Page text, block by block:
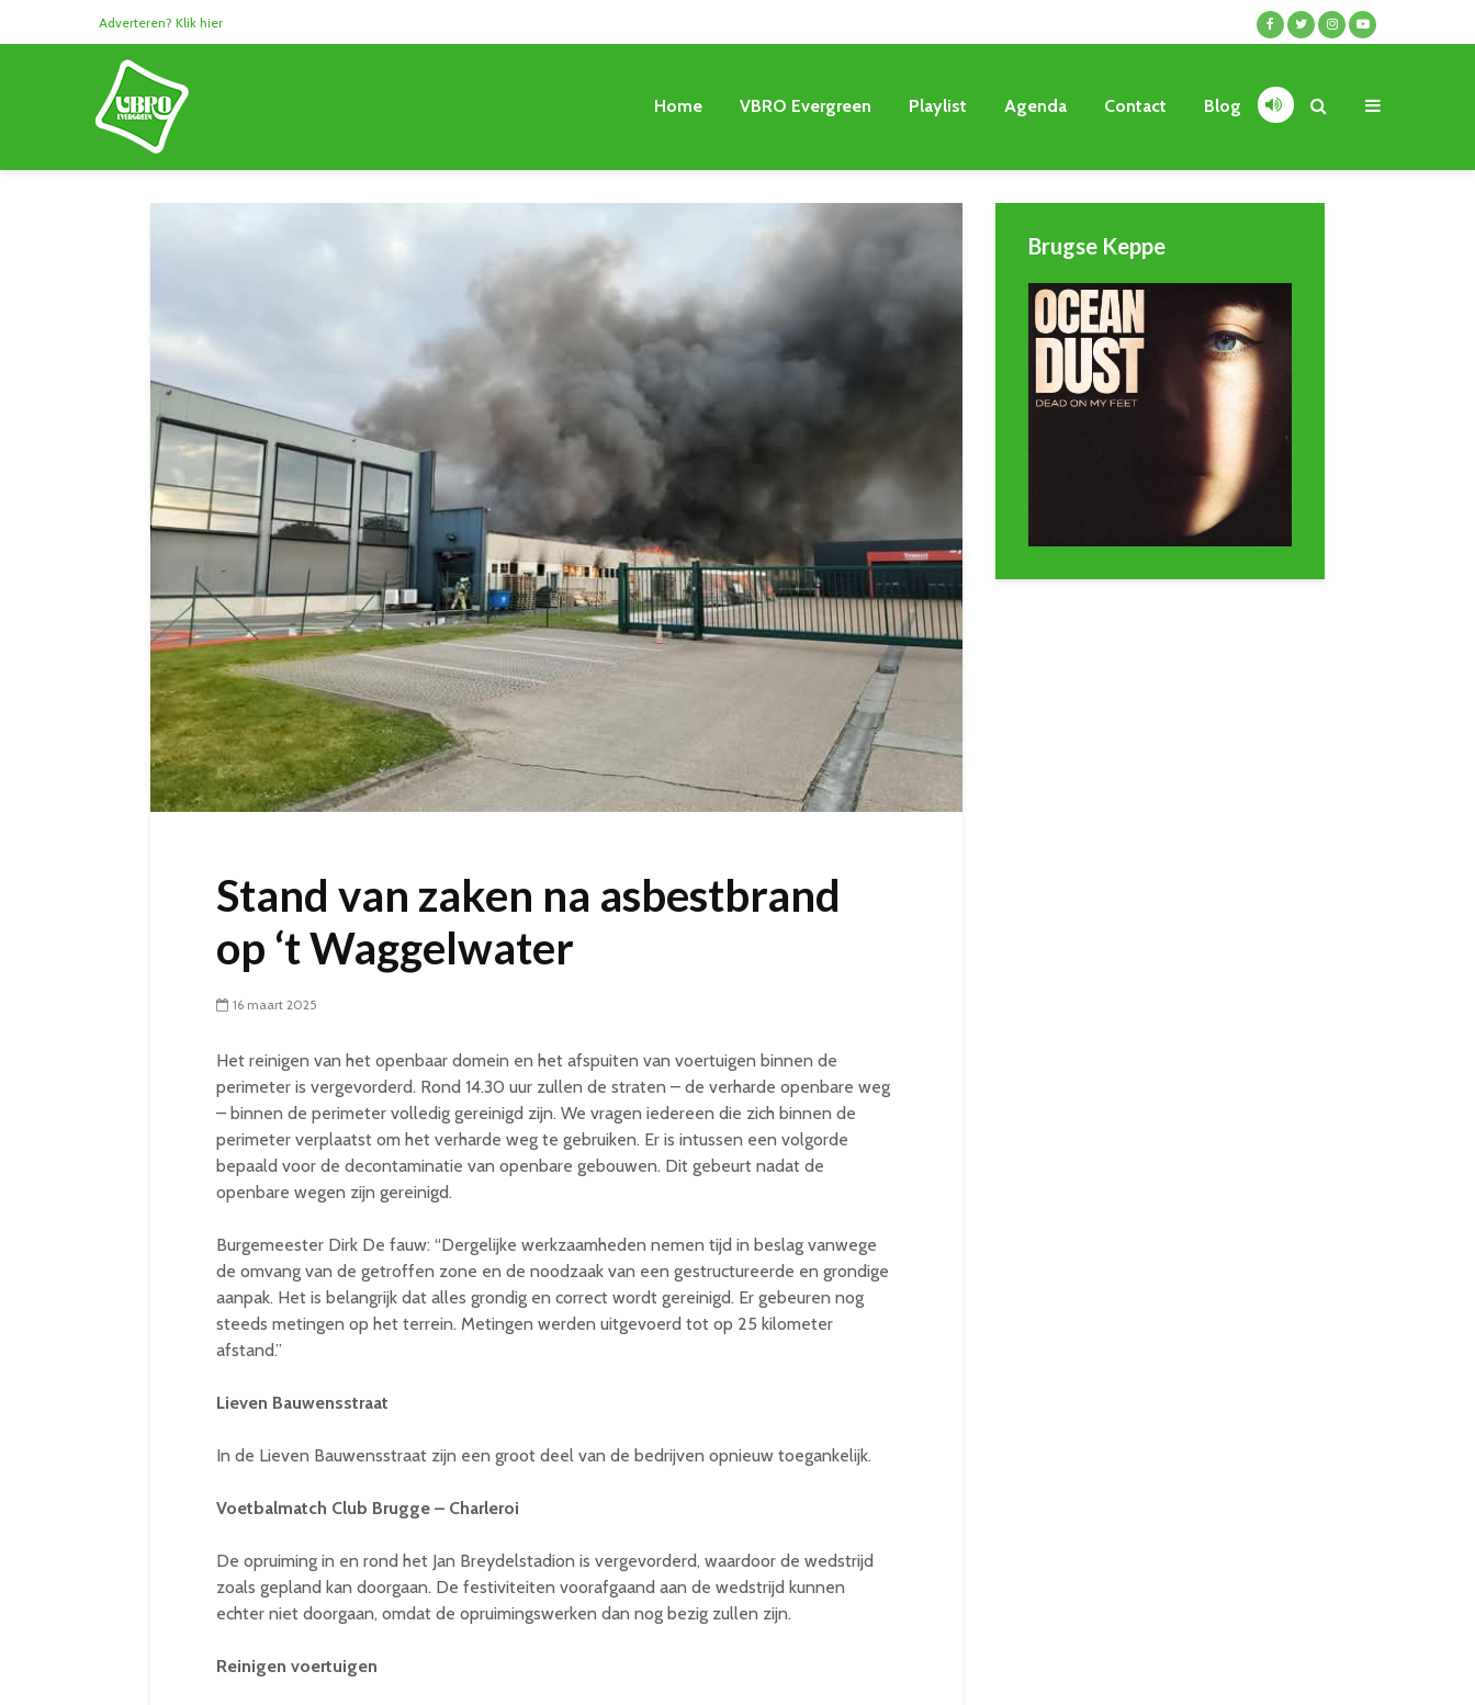
Adverteren? Klik hier
Home VBRO Evergreen Playlist Agenda Contact Blog
Stand van zaken na asbestbrand
op ‘t Waggelwater
16 maart 2025
Het reinigen van het openbaar domein en het afspuiten van voertuigen binnen de
perimeter is vergevorderd. Rond 14.30 uur zullen de straten – de verharde openbare weg
– binnen de perimeter volledig gereinigd zijn. We vragen iedereen die zich binnen de
perimeter verplaatst om het verharde weg te gebruiken. Er is intussen een volgorde
bepaald voor de decontaminatie van openbare gebouwen. Dit gebeurt nadat de
openbare wegen zijn gereinigd.
Burgemeester Dirk De fauw: “Dergelijke werkzaamheden nemen tijd in beslag vanwege
de omvang van de getroffen zone en de noodzaak van een gestructureerde en grondige
aanpak. Het is belangrijk dat alles grondig en correct wordt gereinigd. Er gebeuren nog
steeds metingen op het terrein. Metingen werden uitgevoerd tot op 25 kilometer
afstand.”
Lieven Bauwensstraat
In de Lieven Bauwensstraat zijn een groot deel van de bedrijven opnieuw toegankelijk.
Voetbalmatch Club Brugge – Charleroi
De opruiming in en rond het Jan Breydelstadion is vergevorderd, waardoor de wedstrijd
zoals gepland kan doorgaan. De festiviteiten voorafgaand aan de wedstrijd kunnen
echter niet doorgaan, omdat de opruimingswerken dan nog bezig zullen zijn.
Reinigen voertuigen
Brugse Keppe